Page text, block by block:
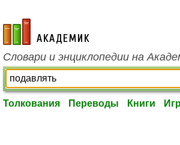
academic.ru
Словари и энциклопедии на
Толкования Переводы Книги